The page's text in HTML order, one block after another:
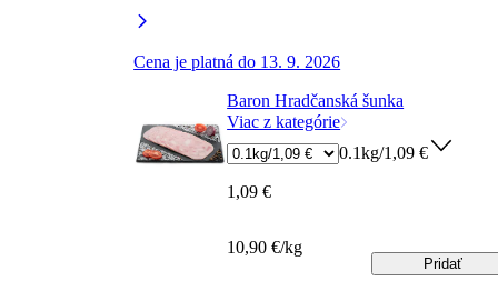
Cena je platná do 13. 9. 2026
Baron Hradčanská šunka
Viac z kategórie
0.1kg/1,09 €
1,09 €
10,90 €/kg
Pridať